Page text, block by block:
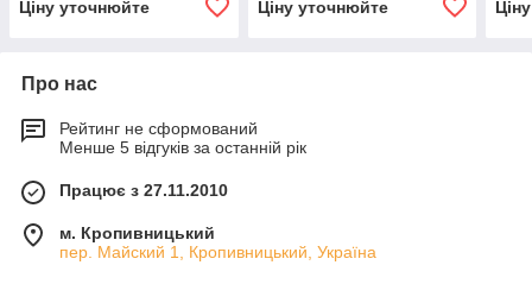
ЕКГ-5, ЕКГ-5А)
Ціну уточнюйте Ціну уточнюйте
Про нас
Рейтинг не сформований
Менше 5 відгуків за останній рік
Працює з 27.11.2010
м. Кропивницький
пер. Майский 1, Кропивницький, Україна